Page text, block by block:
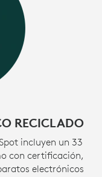
RECICLADO
incluyen un 33
con certificación,
electrónicos